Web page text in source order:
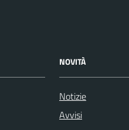
NOVITÀ
Notizie
Avvisi